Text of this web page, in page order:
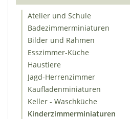
Atelier und Schule
Badezimmerminiaturen
Bilder und Rahmen
Esszimmer-Küche
Haustiere
Jagd-Herrenzimmer
Kaufladenminiaturen
Keller - Waschküche
Kinderzimmerminiaturen